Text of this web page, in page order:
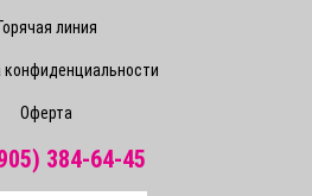
Горячая линия
конфиденциальности
Оферта
384-64-45